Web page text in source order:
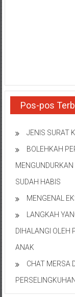
Pos-pos
JENIS SURAT
BOLEHKAH
SUDAH HABIS
MENGENAL
LANGKAH
DIHALANGI OLEH
ANAK
CHAT MERSA